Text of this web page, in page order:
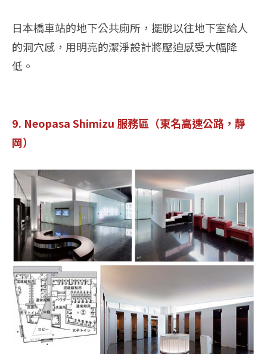
日本橋車站的地下公共廁所，擺脫以往地下室給人
的洞穴感，用明亮的潔淨設計將壓迫感受大幅降
低。
9. Neopasa Shimizu 服務區（東名高速公路，靜
岡）